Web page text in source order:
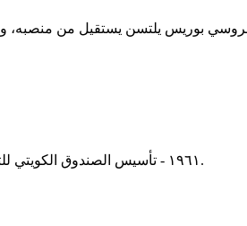
١٩٦١ - تأسيس الصندوق الكويتي للتنمية الاقتصادية العربية كمؤسسة كويتية لتوفير وإدارة المساعدة المالية والتقنية للدول النامية.